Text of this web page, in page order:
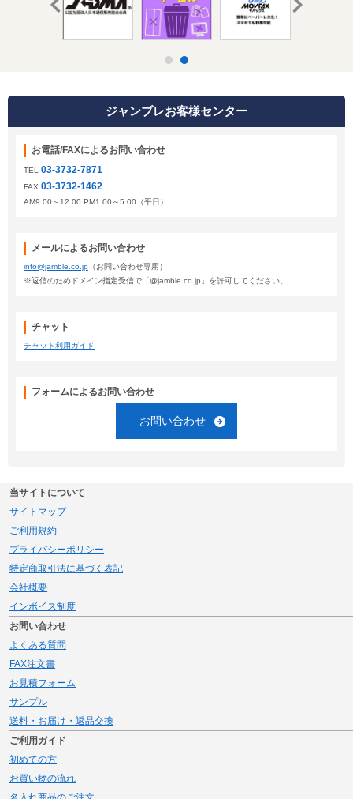
ジャンブレお客様センター
お電話/FAXによるお問い合わせ
TEL 03-3732-7871
FAX 03-3732-1462
AM9:00～12:00 PM1:00～5:00（平日）
メールによるお問い合わせ
info@jamble.co.jp （お問い合わせ専用）
※返信のためドメイン指定受信で「@jamble.co.jp」を許可してください。
チャット
チャット利用ガイド
フォームによるお問い合わせ
お問い合わせ
当サイトについて
サイトマップ
ご利用規約
プライバシーポリシー
特定商取引法に基づく表記
会社概要
インボイス制度
お問い合わせ
よくある質問
FAX注文書
お見積フォーム
サンプル
送料・お届け・返品交換
ご利用ガイド
初めての方
お買い物の流れ